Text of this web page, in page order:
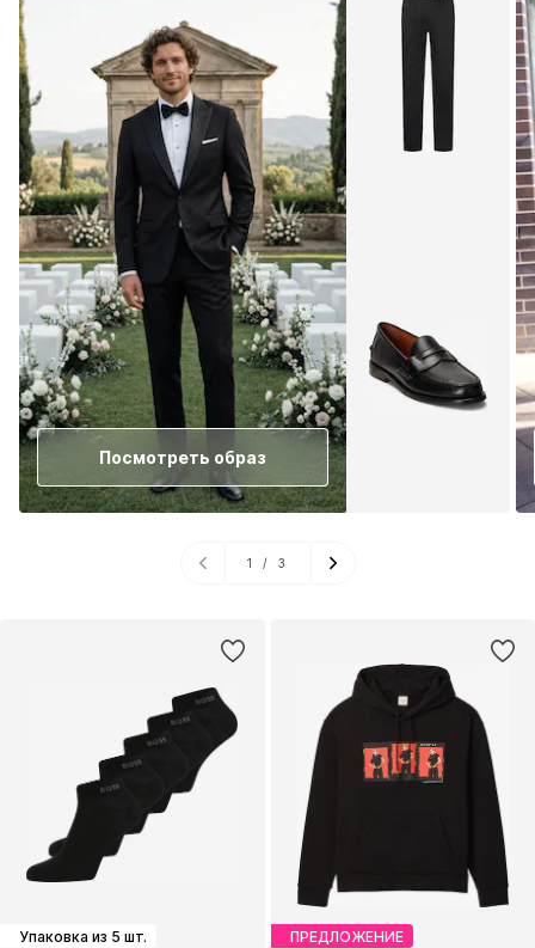
Посмотреть образ
1 / 3
Упаковка из 5 шт. ПРЕДЛОЖЕНИЕ